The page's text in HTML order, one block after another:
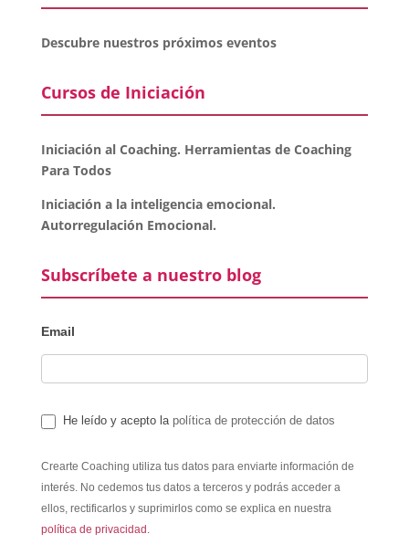
Descubre nuestros próximos eventos
Cursos de Iniciación
Iniciación al Coaching. Herramientas de Coaching
Para Todos
Iniciación a la inteligencia emocional.
Autorregulación Emocional.
Subscríbete a nuestro blog
Email
He leído y acepto la política de protección de datos
Crearte Coaching utiliza tus datos para enviarte información de
interés. No cedemos tus datos a terceros y podrás acceder a
ellos, rectificarlos y suprimirlos como se explica en nuestra
política de privacidad.